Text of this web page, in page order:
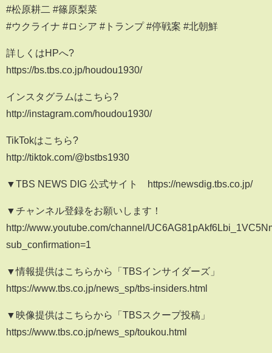
#松原耕二 #篠原梨菜
#ウクライナ #ロシア #トランプ #停戦案 #北朝鮮
詳しくはHPへ?
https://bs.tbs.co.jp/houdou1930/
インスタグラムはこちら?
http://instagram.com/houdou1930/
TikTokはこちら?
http://tiktok.com/@bstbs1930
▼TBS NEWS DIG 公式サイト https://newsdig.tbs.co.jp/
▼チャンネル登録をお願いします！
http://www.youtube.com/channel/
sub_confirmation=1
▼情報提供はこちらから「TBSインサイダーズ」
https://www.tbs.co.jp/news_sp/tbs-insiders.html
▼映像提供はこちらから「TBSスクープ投稿」
https://www.tbs.co.jp/news_sp/toukou.html